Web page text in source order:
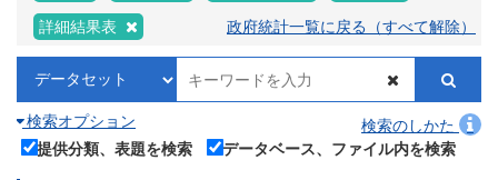
詳細結果表 政府統計一覧に戻る（すべて解除）
検索オプション
検索のしかた
提供分類、表題を検索
データベース、ファイル内を検索